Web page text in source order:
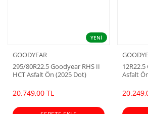
YENİ
GOODYEAR
295/80R22.5 Goodyear RHS II
HCT Asfalt Ön (2025 Dot)
20.749,00 TL
Asfalt